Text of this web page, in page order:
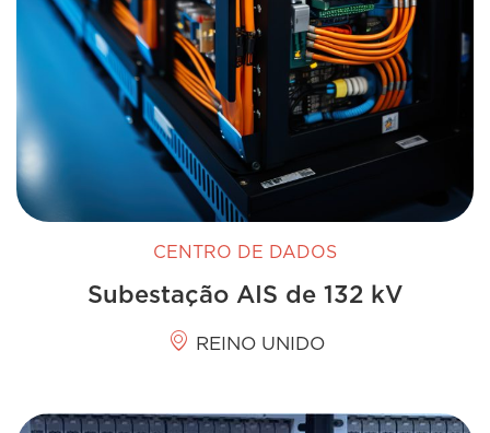
CENTRO DE DADOS
Subestação AIS de 132 kV
REINO UNIDO